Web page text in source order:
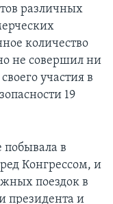
различных
количество
не совершил ни
участия в
19
побывала в
Конгрессом, и
поездок в
и